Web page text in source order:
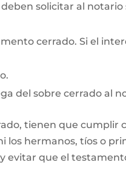
solicitar al
cerrado. Si el
del sobre cerrado al
tienen que cumplir
hermanos, tíos o
evitar que el